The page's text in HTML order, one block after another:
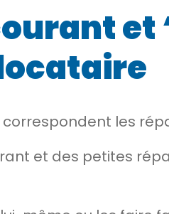
correspondent les
et des petites